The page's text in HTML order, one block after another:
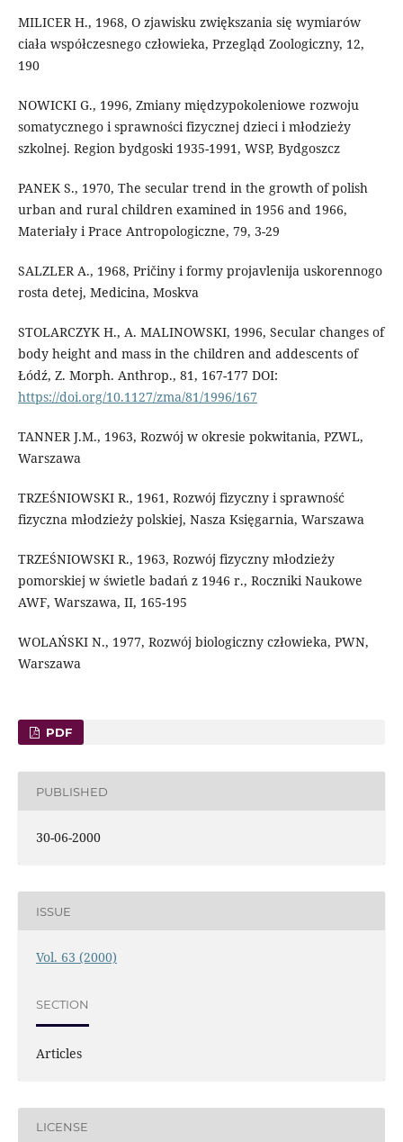
MILICER H., 1968, O zjawisku zwiększania się wymiarów
ciała współczesnego człowieka, Przegląd Zoologiczny, 12,
190
NOWICKI G., 1996, Zmiany międzypokoleniowe rozwoju
somatycznego i sprawności fizycznej dzieci i młodzieży
szkolnej. Region bydgoski 1935-1991, WSP, Bydgoszcz
PANEK S., 1970, The secular trend in the growth of polish
urban and rural children examined in 1956 and 1966,
Materiały i Prace Antropologiczne, 79, 3-29
SALZLER A., 1968, Pričiny i formy projavlenija uskorennogo
rosta detej, Medicina, Moskva
STOLARCZYK H., A. MALINOWSKI, 1996, Secular changes of
body height and mass in the children and addescents of
Łódź, Z. Morph. Anthrop., 81, 167-177 DOI:
https://doi.org/10.1127/zma/81/1996/167
TANNER J.M., 1963, Rozwój w okresie pokwitania, PZWL,
Warszawa
TRZEŚNIOWSKI R., 1961, Rozwój fizyczny i sprawność
fizyczna młodzieży polskiej, Nasza Księgarnia, Warszawa
TRZEŚNIOWSKI R., 1963, Rozwój fizyczny młodzieży
pomorskiej w świetle badań z 1946 r., Roczniki Naukowe
AWF, Warszawa, II, 165-195
WOLAŃSKI N., 1977, Rozwój biologiczny człowieka, PWN,
Warszawa
PDF
PUBLISHED
30-06-2000
ISSUE
Vol. 63 (2000)
SECTION
Articles
LICENSE